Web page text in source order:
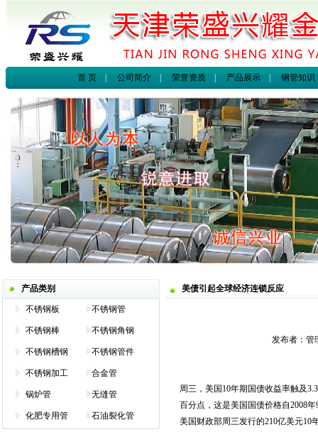
首 页 |公司简介 |荣誉资质 产品展示 |钢管知识
产品类别
不锈钢板 不锈钢管
不锈钢棒 不锈钢角钢
不锈钢槽钢 不锈钢管件
不锈钢加工 合金管
锅炉管 无缝管
化肥专用管 石油裂化管
美债引起全球经济连锁反应
发布者：管
周三，美国10年期国债收益率触及
百分点，这是美国国债价格自2008
美国财政部周三发行的210亿美元10